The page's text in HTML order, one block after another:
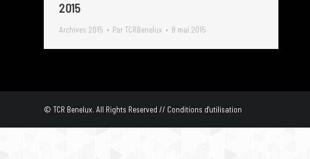
2015
Archives 2015 Par TCRBenelux 8 mai 2015
© TCR Benelux. All Rights Reserved // Conditions d'utilisation